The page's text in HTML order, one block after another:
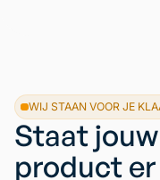
WIJ STAAN VOOR JE
Staat
product